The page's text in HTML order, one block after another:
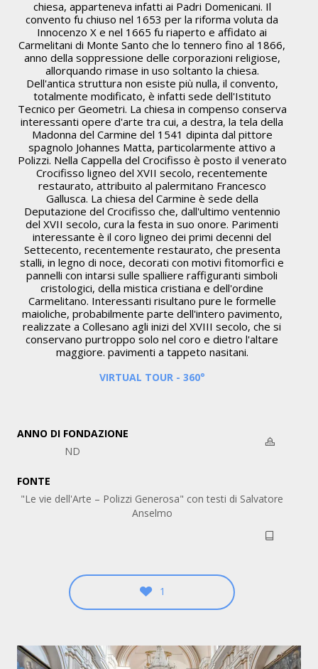
Chiesa di S. Margherita
Polizzi Generosa, XIV sec.
Chiesa di S. Maria delle Grazie
Polizzi Generosa, XV sec.
Polizzi Generosa, XIV sec.
chiesa, apparteneva infatti ai Padri Domenicani. Il
convento fu chiuso nel 1653 per la riforma voluta da
Innocenzo X e nel 1665 fu riaperto e affidato ai
Carmelitani di Monte Santo che lo tennero fino al 1866,
anno della soppressione delle corporazioni religiose,
allorquando rimase in uso soltanto la chiesa.
Dell'antica struttura non esiste più nulla, il convento,
totalmente modificato, è infatti sede dell'Istituto
Tecnico per Geometri. La chiesa in compenso conserva
interessanti opere d'arte tra cui, a destra, la tela della
Madonna del Carmine del 1541 dipinta dal pittore
spagnolo Johannes Matta, particolarmente attivo a
Polizzi. Nella Cappella del Crocifisso è posto il venerato
Crocifisso ligneo del XVII secolo, recentemente
restaurato, attribuito al palermitano Francesco
Gallusca. La chiesa del Carmine è sede della
Deputazione del Crocifisso che, dall'ultimo ventennio
del XVII secolo, cura la festa in suo onore. Parimenti
interessante è il coro ligneo dei primi decenni del
Settecento, recentemente restaurato, che presenta
stalli, in legno di noce, decorati con motivi fitomorfici e
pannelli con intarsi sulle spalliere raffiguranti simboli
cristologici, della mistica cristiana e dell'ordine
Carmelitano. Interessanti risultano pure le formelle
maioliche, probabilmente parte dell'intero pavimento,
realizzate a Collesano agli inizi del XVIII secolo, che si
conservano purtroppo solo nel coro e dietro l'altare
maggiore. pavimenti a tappeto nasitani.
VIRTUAL TOUR - 360°
ANNO DI FONDAZIONE
ND
FONTE
"Le vie dell'Arte – Polizzi Generosa" con testi di Salvatore
Anselmo
1